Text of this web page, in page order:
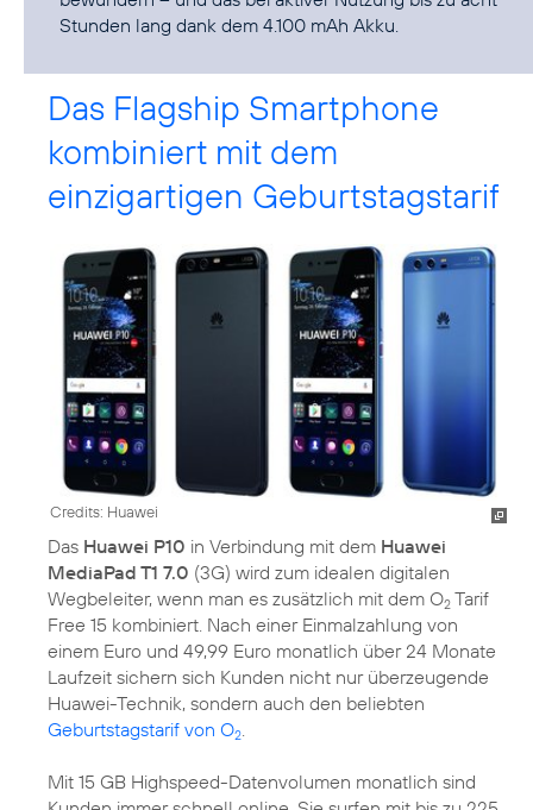
Stunden lang dank dem 4.100 mAh Akku.
Das Flagship Smartphone
kombiniert mit dem
einzigartigen Geburtstagstarif
Credits: Huawei
Das Huawei P10 in Verbindung mit dem Huawei
MediaPad T1 7.0 (3G) wird zum idealen digitalen
Wegbeleiter, wenn man es zusätzlich mit dem O2 Tarif
Free 15 kombiniert. Nach einer Einmalzahlung von
einem Euro und 49,99 Euro monatlich über 24 Monate
Laufzeit sichern sich Kunden nicht nur überzeugende
Huawei-Technik, sondern auch den beliebten
Geburtstagstarif von O2.
Mit 15 GB Highspeed-Datenvolumen monatlich sind